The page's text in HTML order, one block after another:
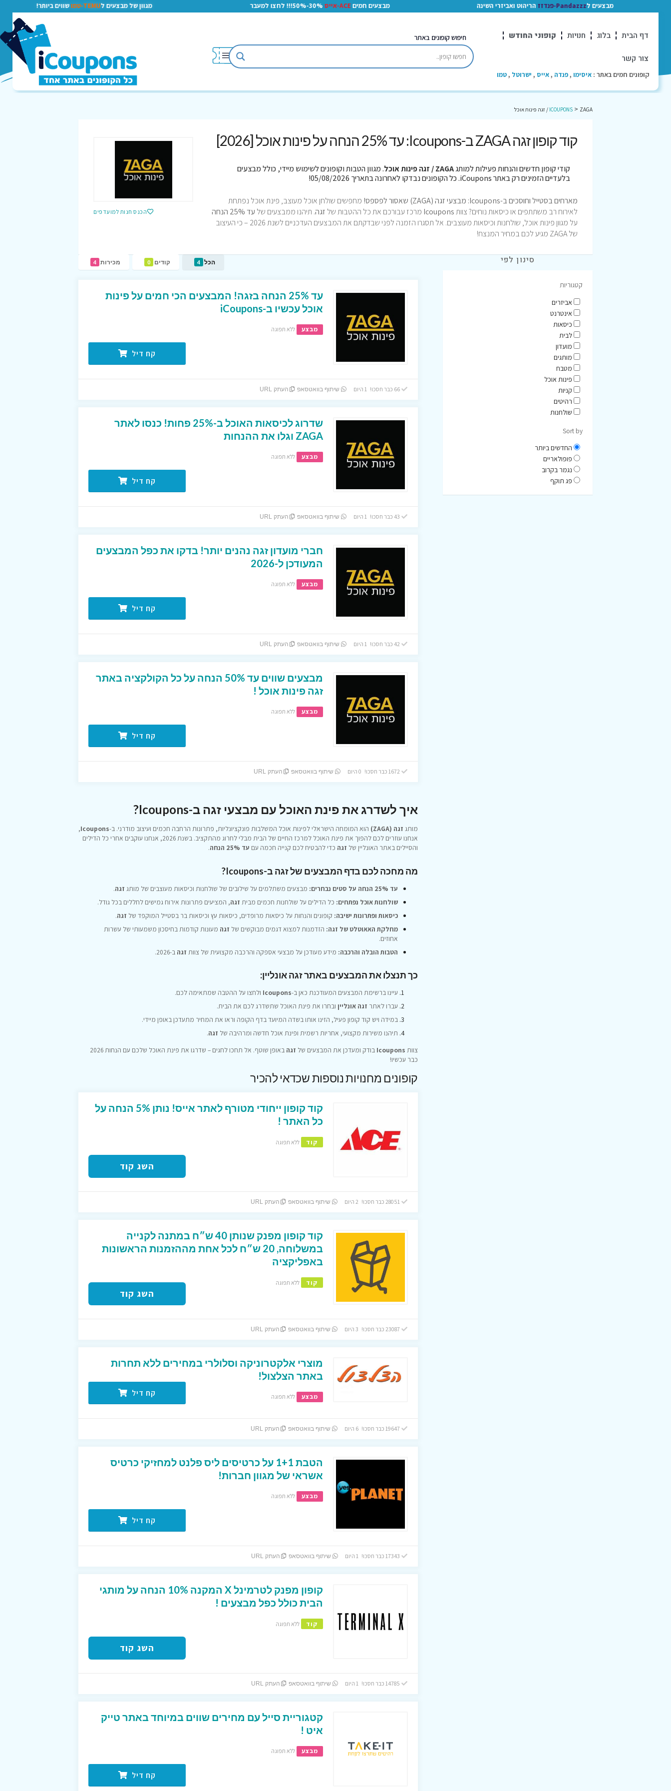
מבצעים לPandazzz-פנדזז הריהוט ואביזרי השינה מבצעים חמיםACE-אייס 30%-50%!!! לחצו למעבר מגוון של מבצעים לTEMU-טמו שווים ביותר!
דף הבית בלוג חנויות קופוני החודש
צור קשר
קופונים חמים באתר : איסימו ,פנדה ,אייס , ישרוטל ,טמו
חיפוש קופונים באתר
ICOUPONS > ZAGA / זגה פינות אוכל
הכנס חנות למועדפים
קוד קופון זגה ZAGA ב-Icoupons: עד 25% הנחה על פינות אוכל [2026]
קודי קופון חדשים והנחות פעילות למותגZAGA / זגה פינות אוכל
. מגוון הטבות וקופונים לשימוש מיידי, כולל מבצעים
בלעדיים הזמינים רק באתר iCoupons. כל הקופונים נבדקו לאחרונה בתאריך 05/08/2026!
מארחים בסטייל וחוסכים ב-Icoupons: מבצעי זגה (ZAGA) שאסור לפספס!
מחפשים שולחן אוכל מעוצב, פינת אוכל נפתחת
לאירוח רב משתתפים או כיסאות נוחים? צוותIcoupons מרכז עבורכם את כל ההטבות של זגה. תיהנו ממבצעים של עד 25% הנחה
על מגוון פינות אוכל, שולחנות וכיסאות מעוצבים. אל תסגרו הזמנה לפני שבדקתם את המבצעים העדכניים לשנת 2026 – כי העיצוב
של ZAGA מגיע לכם במחיר המנצח!
הכל 4 קודים 0 מכירות 4
עד 25% הנחה בזגה! המבצעים הכי חמים על פינות
אוכל עכשיו ב-iCoupons
מבצע ללא תפוגה
קח דיל
66 כבר חסכו! 1 היום שיתוף בוואטסאפ העתק URL
שדרוג לכיסאות האוכל ב-25% פחות! כנסו לאתר
ZAGA וגלו את ההנחות
מבצע ללא תפוגה
קח דיל
שיתוף בוואטסאפ העתק URL
חברי מועדון זגה נהנים יותר! בדקו את כפל המבצעים
המעודכן ל-2026
מבצע ללא תפוגה
קח דיל
42 כבר חסכו! 1 היום שיתוף בוואטסאפ העתק URL
מבצעים שווים עד 50% הנחה על כל הקולקציה באתר
זגה פינות אוכל !
מבצע ללא תפוגה
קח דיל
1672 כבר חסכו! 0 היום שיתוף בוואטסאפ העתק URL
איך לשדרג את פינת האוכל עם מבצעי זגה ב-Icoupons?
מותג זגה (ZAGA) הוא המומחה הישראלי לפינות אוכל המשלבות פונקציונליות, פתרונות הרחבה חכמים ועיצוב מודרני. ב-Icoupons
,
אנחנו עוזרים לכם להפוך את פינת האוכל למרכז החיים של הבית מבלי לחרוג מהתקציב. בשנת 2026, אנחנו עוקבים אחרי כל הדילים
והסיילים באתר האונליין של זגה כדי להבטיח לכם קנייה חכמה עם עד 25% הנחה .
מה מחכה לכם בדף המבצעים של זגה ב-Icoupons?
עד 25% הנחה על סטים נבחרים: מבצעים משתלמים על שילובים של שולחנות וכיסאות מעוצבים של מותג זגה.
שולחנות אוכל נפתחים: כל הדילים על שולחנות חכמים מבית זגה, המציעים פתרונות אירוח גמישים לחללים בכל גודל.
כיסאות ופתרונות ישיבה: קופונים והנחות על כיסאות מרופדים, כיסאות עץ וכיסאות בר בסטייל המוקפד של זגה.
מחלקת האאוטלט של זגה: הזדמנות למצוא דגמים מבוקשים של זגה מעונות קודמות בחיסכון משמעותי של עשרות
אחוזים.
הטבות הובלה והרכבה: מידע מעודכן על מבצעי אספקה והרכבה מקצועית של צוות זגה ב-2026.
כך תנצלו את המבצעים באתר זגה אונליין:
עיינו ברשימת המבצעים המעודכנת כאן ב-Icoupons ולחצו על ההטבה שמתאימה לכם.
עברו לאתר זגה אונליין ובחרו את פינת האוכל שתשדרג לכם את הבית.
במידה ויש קוד קופון פעיל, הזינו אותו בשדה המיועד בדף הקופה וראו את המחיר מתעדכן באופן מיידי.
תיהנו משירות מקצועי, אחריות רשמית ופינת אוכל חדשה ומרהיבה של זגה.
צוות Icoupons בודק ומעדכן את המבצעים של זגה
באופן שוטף. אל תחכו לחגים – שדרגו את פינת האוכל שלכם עם הנחות 2026
כבר עכשיו!
קופונים מחנויות נוספות שכדאי להכיר
קוד קופון ייחודי מטורף לאתר אייס! נותן 5% הנחה על
כל האתר !
קוד ללא תפוגה
השג קוד
28051 כבר חסכו! 2 היום שיתוף בוואטסאפ העתק URL
קוד קופון מפנק שנותן 40 ש״ח במתנה לקנייה
במשלוחה, 20 ש״ח לכל אחת מההזמנות הראשונות
באפליקציה
קוד ללא תפוגה
השג קוד
שיתוף בוואטסאפ העתק URL
מוצרי אלקטרוניקה וסלולרי במחירים ללא תחרות
באתר הצלצול!
מבצע ללא תפוגה קח דיל
שיתוף בוואטסאפ העתק URL
הטבת 1+1 על כרטיסים ליס פלנט למחזיקי כרטיס
אשראי של מגוון חברות!
מבצע ללא תפוגה
קח דיל
שיתוף בוואטסאפ העתק URL
קופון מפנק לטרמינל X המקנה 10% הנחה על מותגי
הבית כולל כפל מבצעים !
קוד ללא תפוגה
השג קוד
שיתוף בוואטסאפ העתק URL
קטגוריית סייל עם מחירים שווים במיוחד באתר טייק
איט !
מבצע ללא תפוגה
קח דיל
סינון לפי
קטגוריות
אביזרים
אינטרנט
כיסאות
לבית
מועדון
מותגים
מטבח
פינות אוכל
קניות
רהיטים
שולחנות
Sort by
החדשים ביותר
פופולאריים
נגמר בקרוב
פג תוקף